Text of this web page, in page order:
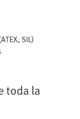
SIL)
toda la